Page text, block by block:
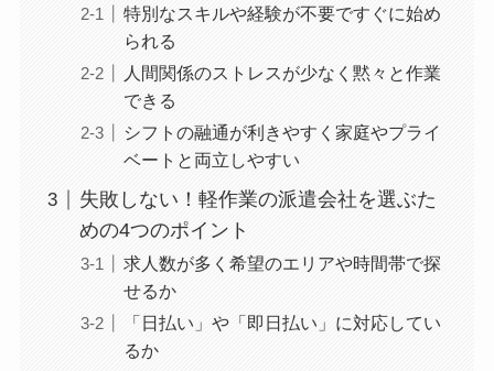
特別なスキルや経験が不要ですぐに始め
られる
人間関係のストレスが少なく黙々と作業
できる
シフトの融通が利きやすく家庭やプライ
ベートと両立しやすい
失敗しない！軽作業の派遣会社を選ぶた
めの4つのポイント
求人数が多く希望のエリアや時間帯で探
せるか
「日払い」や「即日払い」に対応してい
るか